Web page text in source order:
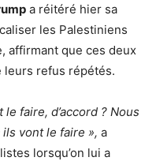
a réitéré hier sa
les Palestiniens
affirmant que ces deux
leurs refus répétés.
faire, d’accord ? Nous
vont le faire », a
lorsqu’on lui a